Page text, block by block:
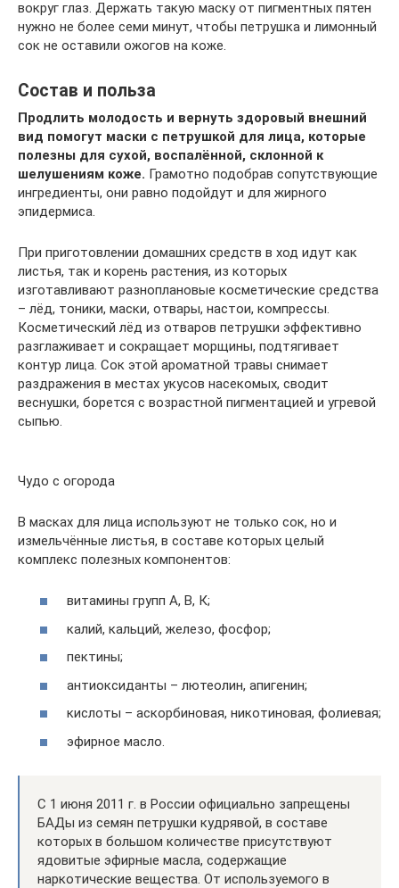
вокруг глаз. Держать такую маску от пигментных пятен
нужно не более семи минут, чтобы петрушка и лимонный
сок не оставили ожогов на коже.
Состав и польза
Продлить молодость и вернуть здоровый внешний
вид помогут маски с петрушкой для лица, которые
полезны для сухой, воспалённой, склонной к
шелушениям коже. Грамотно подобрав сопутствующие
ингредиенты, они равно подойдут и для жирного
эпидермиса.
При приготовлении домашних средств в ход идут как
листья, так и корень растения, из которых
изготавливают разноплановые косметические средства
– лёд, тоники, маски, отвары, настои, компрессы.
Косметический лёд из отваров петрушки эффективно
разглаживает и сокращает морщины, подтягивает
контур лица. Сок этой ароматной травы снимает
раздражения в местах укусов насекомых, сводит
веснушки, борется с возрастной пигментацией и угревой
сыпью.
Чудо с огорода
В масках для лица используют не только сок, но и
измельчённые листья, в составе которых целый
комплекс полезных компонентов:
витамины групп А, В, К;
калий, кальций, железо, фосфор;
пектины;
антиоксиданты – лютеолин, апигенин;
кислоты – аскорбиновая, никотиновая, фолиевая;
эфирное масло.
С 1 июня 2011 г. в России официально запрещены
БАДы из семян петрушки кудрявой, в составе
которых в большом количестве присутствуют
ядовитые эфирные масла, содержащие
наркотические вещества. От используемого в